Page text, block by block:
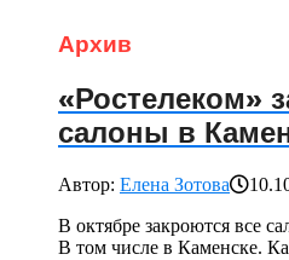
Архив
«Ростелеком»
салоны в
Автор: Елена Зотова
В октябре закроются все
В том числе в Каменске.